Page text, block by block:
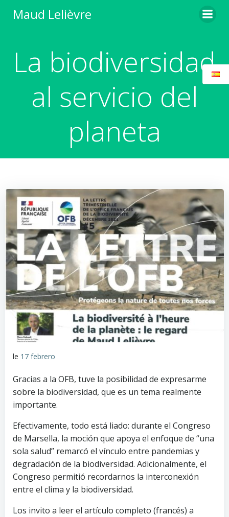
Maud Lelièvre
La biodiversidad
al servicio del
planeta
le 17 febrero
Gracias a la OFB, tuve la posibilidad de expresarme
sobre la biodiversidad, que es un tema realmente
importante.
Efectivamente, todo está liado: durante el Congreso
de Marsella, la moción que apoya el enfoque de “una
sola salud” remarcó el vínculo entre pandemias y
degradación de la biodiversidad. Adicionalmente, el
Congreso permitió recordarnos la interconexión
entre el clima y la biodiversidad.
Los invito a leer el artículo completo (francés) a